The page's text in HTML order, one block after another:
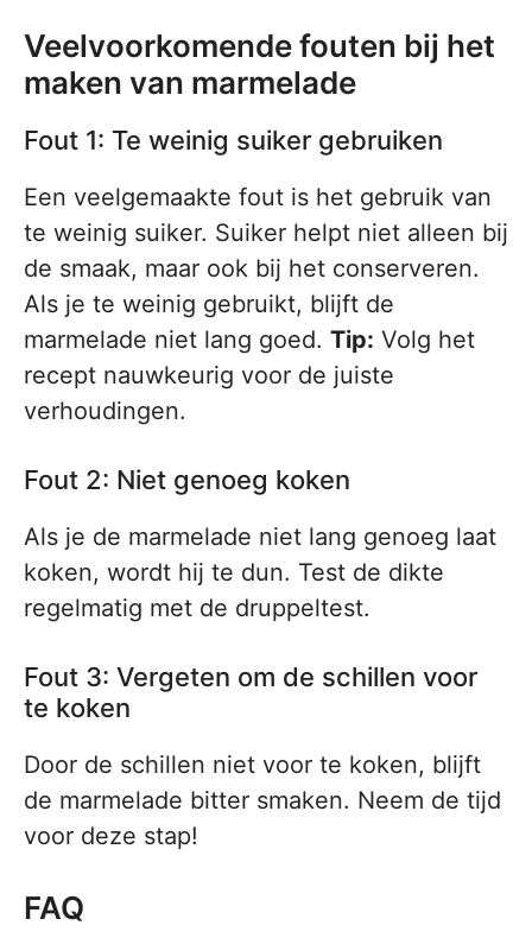
Veelvoorkomende fouten bij het
maken van marmelade
Fout 1: Te weinig suiker gebruiken
Een veelgemaakte fout is het gebruik van
te weinig suiker. Suiker helpt niet alleen bij
de smaak, maar ook bij het conserveren.
Als je te weinig gebruikt, blijft de
marmelade niet lang goed. Tip: Volg het
recept nauwkeurig voor de juiste
verhoudingen.
Fout 2: Niet genoeg koken
Als je de marmelade niet lang genoeg laat
koken, wordt hij te dun. Test de dikte
regelmatig met de druppeltest.
Fout 3: Vergeten om de schillen voor
te koken
Door de schillen niet voor te koken, blijft
de marmelade bitter smaken. Neem de tijd
voor deze stap!
FAQ